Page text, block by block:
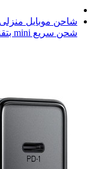
شحن سريع mini بتقنية pd موديل jr tcf09eu